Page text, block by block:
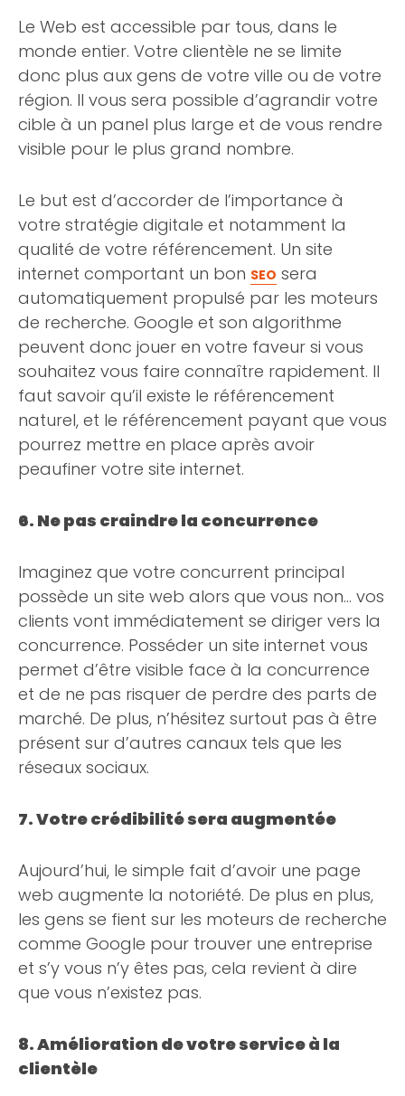
Le Web est accessible par tous, dans le
monde entier. Votre clientèle ne se limite
donc plus aux gens de votre ville ou de votre
région. Il vous sera possible d’agrandir votre
cible à un panel plus large et de vous rendre
visible pour le plus grand nombre.
Le but est d’accorder de l’importance à
votre stratégie digitale et notamment la
qualité de votre référencement. Un site
internet comportant un bon SEO sera
automatiquement propulsé par les moteurs
de recherche. Google et son algorithme
peuvent donc jouer en votre faveur si vous
souhaitez vous faire connaître rapidement. Il
faut savoir qu’il existe le référencement
naturel, et le référencement payant que vous
pourrez mettre en place après avoir
peaufiner votre site internet.
6. Ne pas craindre la concurrence
Imaginez que votre concurrent principal
possède un site web alors que vous non… vos
clients vont immédiatement se diriger vers la
concurrence. Posséder un site internet vous
permet d’être visible face à la concurrence
et de ne pas risquer de perdre des parts de
marché. De plus, n’hésitez surtout pas à être
présent sur d’autres canaux tels que les
réseaux sociaux.
7. Votre crédibilité sera augmentée
Aujourd’hui, le simple fait d’avoir une page
web augmente la notoriété. De plus en plus,
les gens se fient sur les moteurs de recherche
comme Google pour trouver une entreprise
et s’y vous n’y êtes pas, cela revient à dire
que vous n’existez pas.
8. Amélioration de votre service à la
clientèle